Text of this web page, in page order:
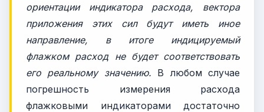
ориентации индикатора расхода, вектора
приложения этих сил будут иметь иное
направление, в итоге индицируемый
флажком расход не будет соответствовать
его реальному значению. В любом случае
погрешность измерения расхода
флажковыми индикаторами достаточно